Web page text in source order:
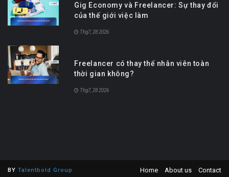
Gig Economy và Freelancer: Sự thay đổi
của thế giới việc làm
Thg7, 28 2026
Freelancer có thay thế nhân viên toàn
thời gian không?
Thg7, 28 2026
BY Talentbold Group Home About us Contact